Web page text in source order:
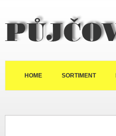
HOME SORTIMENT